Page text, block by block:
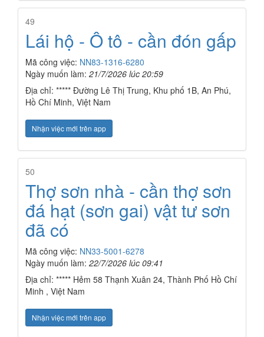
49
Lái hộ - Ô tô - cần đón gấp
Mã công việc: NN83-1316-6280
Ngày muốn làm: 21/7/2026 lúc 20:59
Địa chỉ: ***** Đường Lê Thị Trung, Khu phố 1B, An Phú,
Hồ Chí Minh, Việt Nam
Nhận việc mới trên app
50
Thợ sơn nhà - cần thợ sơn
đá hạt (sơn gai) vật tư sơn
đã có
Mã công việc: NN33-5001-6278
Ngày muốn làm: 22/7/2026 lúc 09:41
Địa chỉ: ***** Hẻm 58 Thạnh Xuân 24, Thành Phố Hồ Chí
Minh , Việt Nam
Nhận việc mới trên app